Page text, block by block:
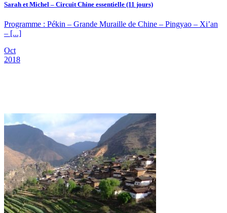
Sarah et Michel – Circuit Chine essentielle (11 jours)
Programme : Pékin – Grande Muraille de Chine – Pingyao – Xi’an
– [...]
Oct
2018